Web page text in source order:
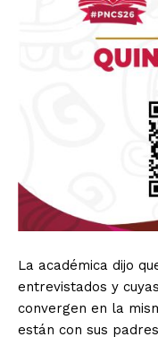
La académica dijo
entrevistados y
convergen en la
están con sus